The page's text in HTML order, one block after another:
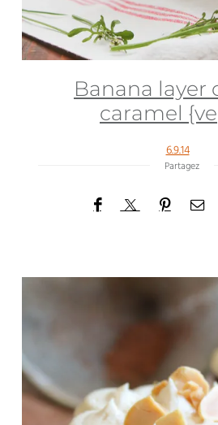
Banana layer
caramel
6.9.14
Partagez